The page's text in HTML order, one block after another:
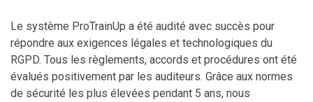
Le système ProTrainUp a été audité avec succès pour
répondre aux exigences légales et technologiques du
RGPD. Tous les règlements, accords et procédures ont été
évalués positivement par les auditeurs. Grâce aux normes
de sécurité les plus élevées pendant 5 ans, nous